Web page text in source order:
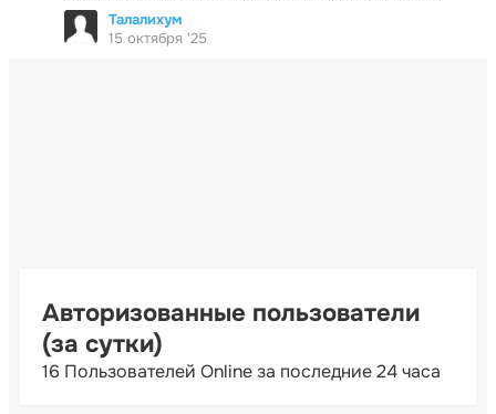
Талалихум
15 октября '25
Авторизованные пользователи
(за сутки)
16 Пользователей Online за последние 24 часа